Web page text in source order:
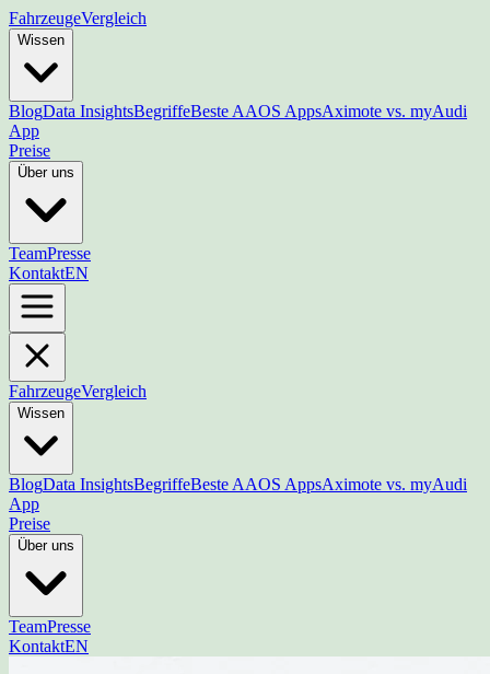
FahrzeugeVergleich
Wissen
BlogData InsightsBegriffeBeste AAOS AppsAximote vs. myAudi
App
Preise
Über uns
TeamPresse
KontaktEN
FahrzeugeVergleich
Wissen
BlogData InsightsBegriffeBeste AAOS AppsAximote vs. myAudi
App
Preise
Über uns
TeamPresse
KontaktEN